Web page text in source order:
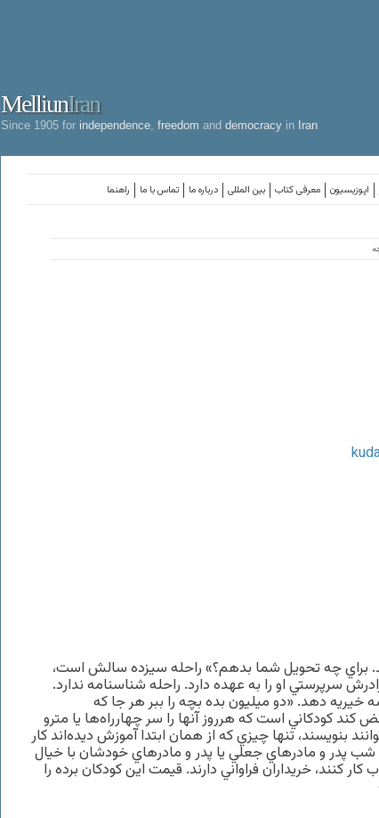
MelliunIran
Since 1905 for independence freedom and democracy in Iran
راهنما تماس با ما درباره ما بین المللی معرفی کتاب اپوزیسیون
براي چه تحويل شما بدهم؟» راحله سيزده سالش است،
سرپرستي او را به عهده دارد. راحله شناسنامه ندارد.
دهد. «دو ميليون بده بچه را ببر هر جا كه
كودكاني است كه هرروز آنها را سر چهارراه‌ها يا مترو
بنويسند، تنها چيزي كه از همان ابتدا آموزش ديده‌اند كار
شب پدر و مادرهاي جعلي يا پدر و مادرهاي خودشان با خيال
كنند، خريداران فراواني دارند. قيمت اين كودكان برده را